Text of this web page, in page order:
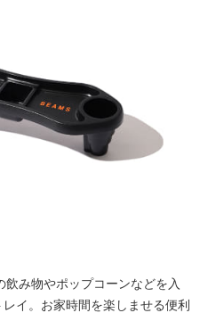
み物やポップコーンなどを入
イ。お家時間を楽しませる便利